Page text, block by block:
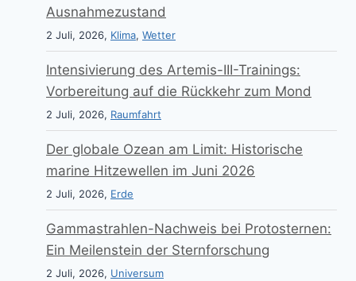
Ausnahmezustand
2 Juli, 2026, Klima, Wetter
Intensivierung des Artemis-III-Trainings:
Vorbereitung auf die Rückkehr zum Mond
2 Juli, 2026, Raumfahrt
Der globale Ozean am Limit: Historische
marine Hitzewellen im Juni 2026
2 Juli, 2026, Erde
Gammastrahlen-Nachweis bei Protosternen:
Ein Meilenstein der Sternforschung
2 Juli, 2026, Universum